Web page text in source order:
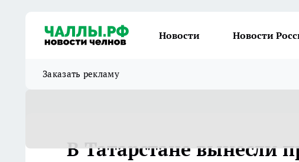
Новости Новости
Заказать рекламу
В Татарстане вынесли